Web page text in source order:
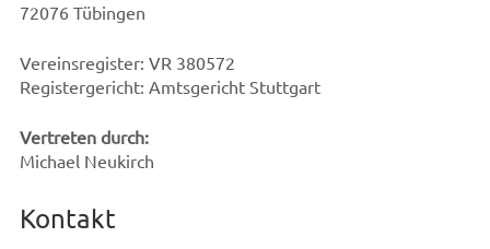
72076 Tübingen
Vereinsregister: VR 380572
Registergericht: Amtsgericht Stuttgart
Vertreten durch:
Michael Neukirch
Kontakt